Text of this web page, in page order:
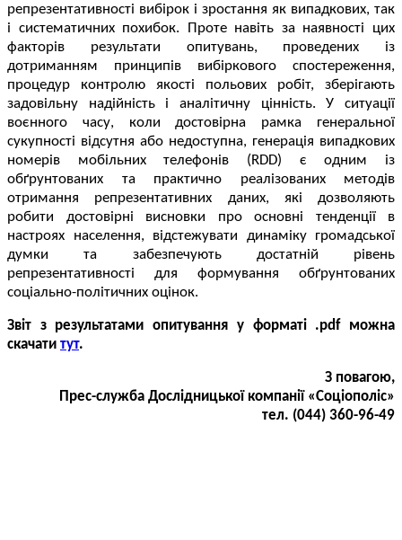
репрезентативності вибірок і зростання як випадкових, так
і систематичних похибок. Проте навіть за наявності цих
факторів результати опитувань, проведених із
дотриманням принципів вибіркового спостереження,
процедур контролю якості польових робіт, зберігають
задовільну надійність і аналітичну цінність. У ситуації
воєнного часу, коли достовірна рамка генеральної
сукупності відсутня або недоступна, генерація випадкових
номерів мобільних телефонів (RDD) є одним із
обґрунтованих та практично реалізованих методів
отримання репрезентативних даних, які дозволяють
робити достовірні висновки про основні тенденції в
настроях населення, відстежувати динаміку громадської
думки та забезпечують достатній рівень
репрезентативності для формування обґрунтованих
соціально-політичних оцінок.
Звіт з результатами опитування у форматі .pdf можна
скачати тут.
З повагою,
Прес-служба Дослідницької компанії «Соціополіс»
тел. (044) 360-96-49